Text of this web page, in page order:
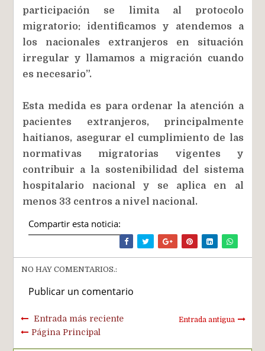
participación se limita al protocolo
migratorio: identificamos y atendemos a
los nacionales extranjeros en situación
irregular y llamamos a migración cuando
es necesario”.
Esta medida es para ordenar la atención a
pacientes extranjeros, principalmente
haitianos, asegurar el cumplimiento de las
normativas migratorias vigentes y
contribuir a la sostenibilidad del sistema
hospitalario nacional y se aplica en al
menos 33 centros a nivel nacional.
Compartir esta noticia:
NO HAY COMENTARIOS.:
Publicar un comentario
Entrada más reciente Entrada antigua
Página Principal